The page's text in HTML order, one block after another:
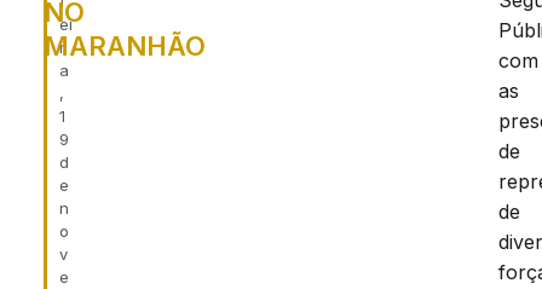
ei
r
a
,
1
9
d
e
n
o
v
e
NO
MARANHÃO
com
as
de
de